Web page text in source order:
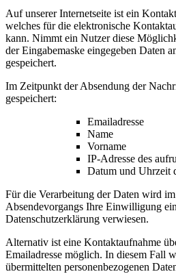
Auf unserer Internetseite ist ein
welches für die elektronische
kann. Nimmt ein Nutzer diese
der Eingabemaske eingegeben Daten
gespeichert.
Im Zeitpunkt der Absendung der
gespeichert:
Emailadresse
Name
Vorname
IP-Adresse des
Datum und Uhrzeit
Für die Verarbeitung der Daten wird
Absendevorgangs Ihre Einwilligung
Datenschutzerklärung verwiesen.
Alternativ ist eine Kontaktaufnahme
Emailadresse möglich. In diesem Fall
übermittelten personenbezogenen